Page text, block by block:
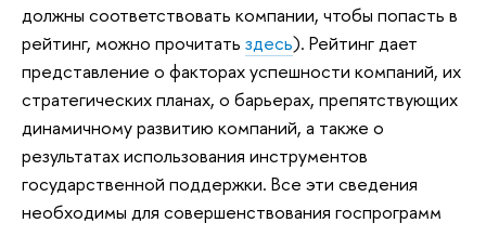
должны соответствовать компании, чтобы попасть в
рейтинг, можно прочитать здесь). Рейтинг дает
представление о факторах успешности компаний, их
стратегических планах, о барьерах, препятствующих
динамичному развитию компаний, а также о
результатах использования инструментов
государственной поддержки. Все эти сведения
необходимы для совершенствования госпрограмм